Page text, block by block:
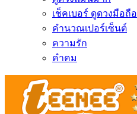
เช็คเบอร์ ดูดวงมือถือ
คำนวณเปอร์เซ็นต์
ความรัก
คำคม